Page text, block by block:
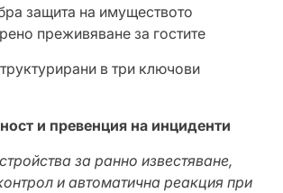
защита на имуществото
преживяване за гостите
в три ключови
и превенция на инциденти
за ранно известяване,
и автоматична реакция при